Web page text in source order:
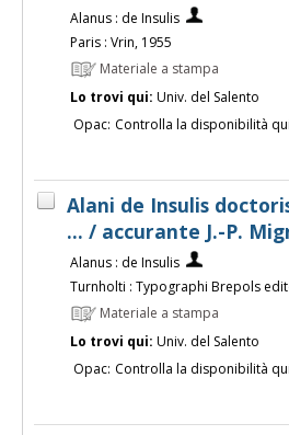
Alanus : de Insulis
Paris : Vrin, 1955
Materiale a stampa
Lo trovi qui: Univ. del Salento
Opac: Controlla la disponibilità
Alani de Insulis
... / accurante J.-P.
Alanus : de Insulis
Turnholti : Typographi Brepols
Materiale a stampa
Lo trovi qui: Univ. del Salento
Opac: Controlla la disponibilità